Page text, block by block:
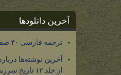
آخرین دانلودها
ترجمه فارسی ۴۰ صفحه از کتاب «سقوط نومه‌نور»
آخرین نوشته‌ها
از جلد ۱۲ تاریخ سرزمین میانه